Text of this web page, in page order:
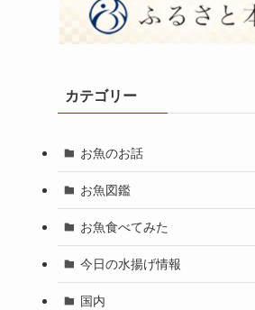
カテゴリー
お魚のお話
お魚図鑑
お魚食べてみた
今日の水揚げ情報
国内